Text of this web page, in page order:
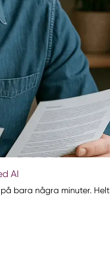
AI
bara några minuter. Helt